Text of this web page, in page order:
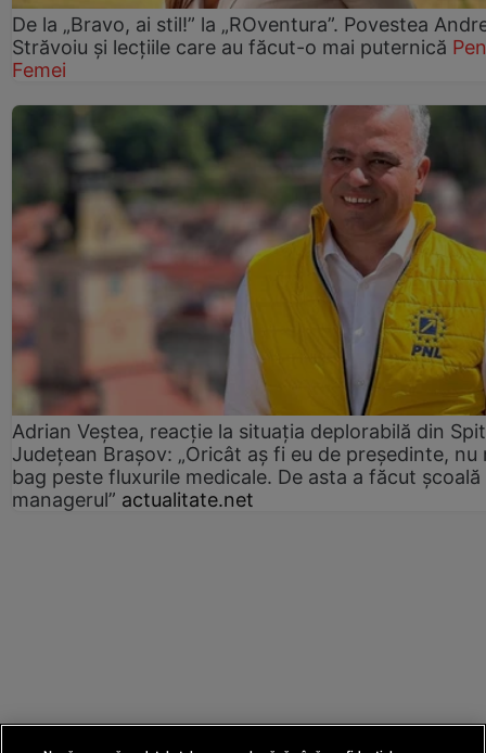
De la „Bravo, ai stil!” la „ROventura”. Povestea
Străvoiu și lecțiile care au făcut-o mai puternică
Femei
Adrian Veștea, reacție la situația deplorabilă din
Județean Brașov: „Oricât aș fi eu de președinte, nu
bag peste fluxurile medicale. De asta a făcut școală
managerul” actualitate.net